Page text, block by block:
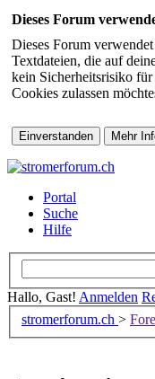
Dieses Forum
Dieses Forum
Textdateien, die auf
kein Sicherheitsrisiko für
Cookies zulassen
Portal
Suche
Hilfe
Hallo, Gast! Anmelden
stromerforum.ch >